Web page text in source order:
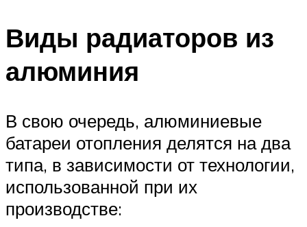
Виды радиаторов из
алюминия
В свою очередь, алюминиевые
батареи отопления делятся на два
типа, в зависимости от технологии,
использованной при их
производстве: